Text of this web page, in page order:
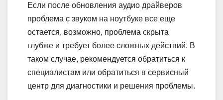
Если после обновления аудио драйверов
проблема с звуком на ноутбуке все еще
остается, возможно, проблема скрыта
глубже и требует более сложных действий. В
таком случае, рекомендуется обратиться к
специалистам или обратиться в сервисный
центр для диагностики и решения проблемы.